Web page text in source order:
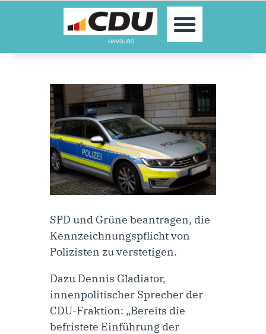
MOIN!
AKTUELLES
PARLAMENTE
KONTAKT
SPENDEN
MITGLIED WERDEN!
SPD und Grüne beantragen, die
Kennzeichnungspflicht von
Polizisten zu verstetigen.
Dazu Dennis Gladiator,
innenpolitischer Sprecher der
CDU-Fraktion: „Bereits die
befristete Einführung der